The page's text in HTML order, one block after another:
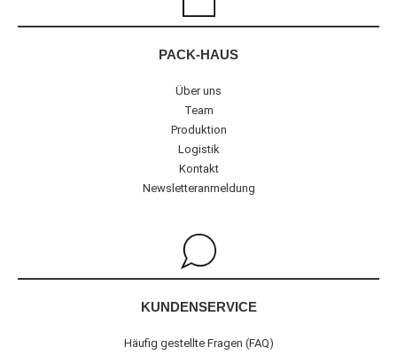
PACK-HAUS
Über uns
Team
Produktion
Logistik
Kontakt
Newsletteranmeldung
KUNDENSERVICE
Häufig gestellte Fragen (FAQ)